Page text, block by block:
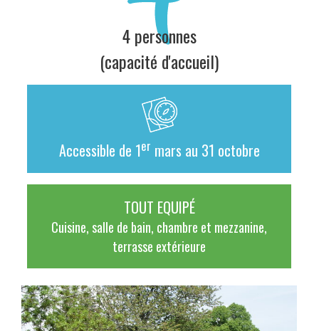
4 personnes
(capacité d'accueil)
Accessible de 1er mars au 31 octobre
TOUT EQUIPÉ
Cuisine, salle de bain, chambre et mezzanine,
terrasse extérieure